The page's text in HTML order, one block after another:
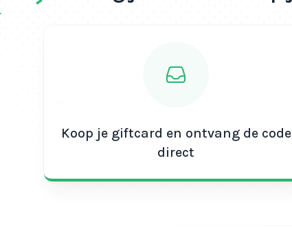
Koop je giftcard en ontvang de code
direct